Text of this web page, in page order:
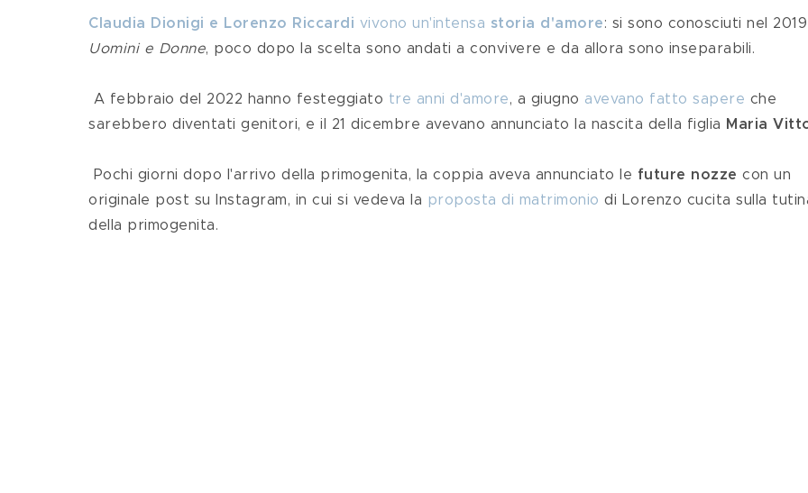
Claudia Dionigi e Lorenzo Riccardi vivono un'intensa storia d'amore: si sono conosciuti nel
Uomini e Donne, poco dopo la scelta sono andati a convivere e da allora sono inseparabili.
A febbraio del 2022 hanno festeggiato tre anni d'amore, a giugno avevano fatto sapere che
sarebbero diventati genitori, e il 21 dicembre avevano annunciato la nascita della figlia
Maria
Pochi giorni dopo l'arrivo della primogenita, la coppia aveva annunciato le future nozze con un
originale post su Instagram, in cui si vedeva la proposta di matrimonio di Lorenzo cucita sulla
della primogenita.